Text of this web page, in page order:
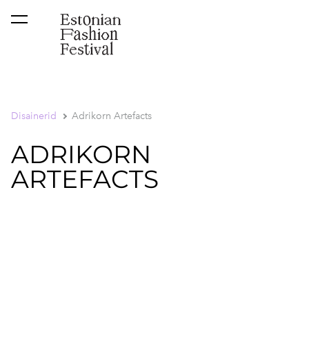
lisati ostukorvi.
Disainerid Adrikorn Artefacts
ADRIKORN
ARTEFACTS
1 / 3